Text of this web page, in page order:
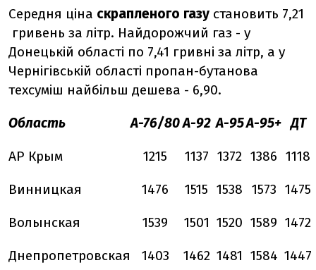
Середня ціна скрапленого газу становить 7,21
гривень за літр. Найдорожчий газ - у
Донецькій області по 7,41 гривні за літр, а у
Чернігівській області пропан-бутанова
техсуміш найбільш дешева - 6,90.
Область А-76/80А-92 А-95А-95+ ДТ
АР Крым 1215 1137 1372 1386 1118
Винницкая 1476 1515 1538 1573 1475
Волынская 1539 1501 1520 1589 1472
Днепропетровская 1403 1462 1481 1584 1447